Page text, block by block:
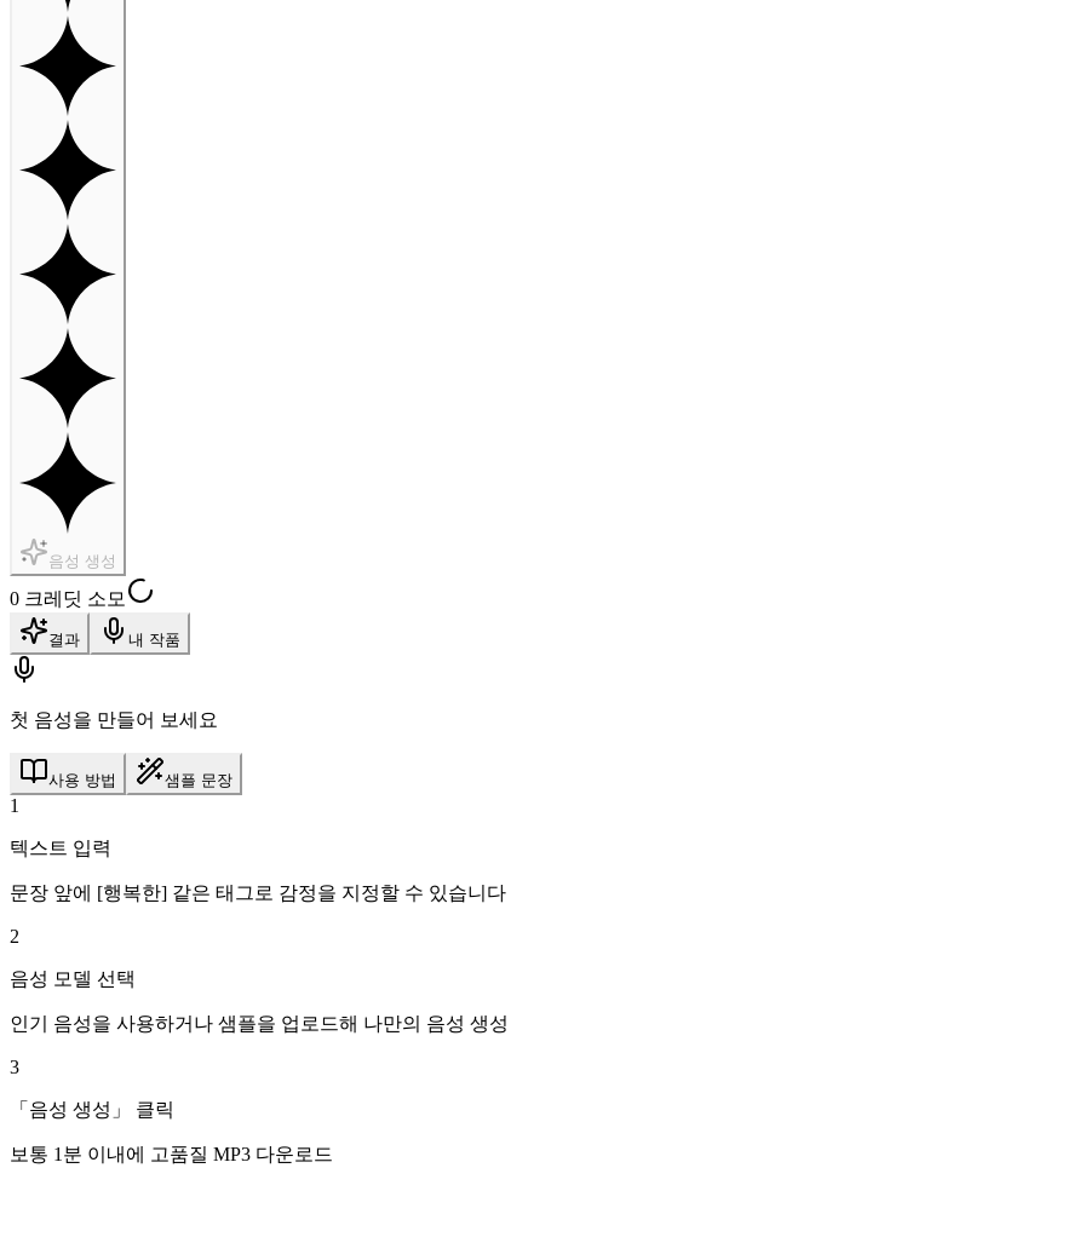
음성 생성
0 크레딧 소모
결과 내 작품
첫 음성을 만들어 보세요
사용 방법 샘플 문장
1
텍스트 입력
문장 앞에 [행복한] 같은 태그로 감정을 지정할 수 있습니다
2
음성 모델 선택
인기 음성을 사용하거나 샘플을 업로드해 나만의 음성 생성
3
「음성 생성」 클릭
보통 1분 이내에 고품질 MP3 다운로드